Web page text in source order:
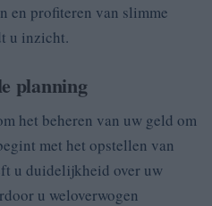
en profiteren van slimme
u inzicht.
planning
het beheren van uw geld om
met het opstellen van
u duidelijkheid over uw
u weloverwogen